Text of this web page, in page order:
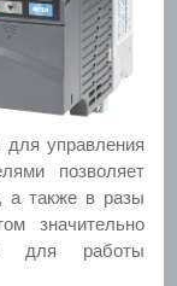
для управления
позволяет
а также в разы
значительно
для работы